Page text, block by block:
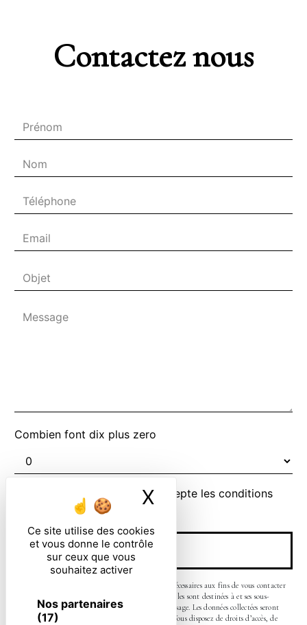
Ce site utilise des cookies
et vous donne le contrôle
sur ceux que vous
souhaitez activer
Nos partenaires
(17)
X Masquer le
Contactez nous
Combien font dix plus zero
En cochant cette case, j'accepte les conditions
particulières ci-dessous **
ENVOYER
** Les données personnelles communiquées sont nécessaires aux fins de vous contacter
et sont enregistrées dans un fichier informatisé. Elles sont destinées à et ses sous-
traitants dans le seul but de répondre à votre message. Les données collectées seront
communiquées aux seuls destinataires suivants: . Vous disposez de droits d’accès, de